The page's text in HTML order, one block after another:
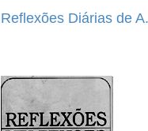
Reflexões Diárias de